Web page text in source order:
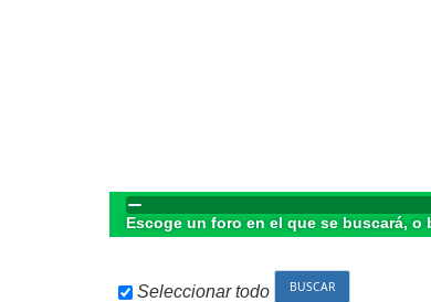
Escoge un foro en el que se buscará, o
Seleccionar todo